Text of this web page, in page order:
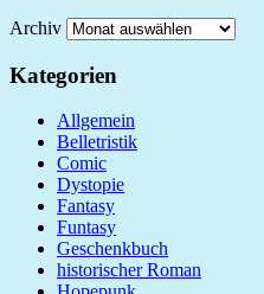
Archiv
Kategorien
Allgemein
Belletristik
Comic
Dystopie
Fantasy
Funtasy
Geschenkbuch
historischer Roman